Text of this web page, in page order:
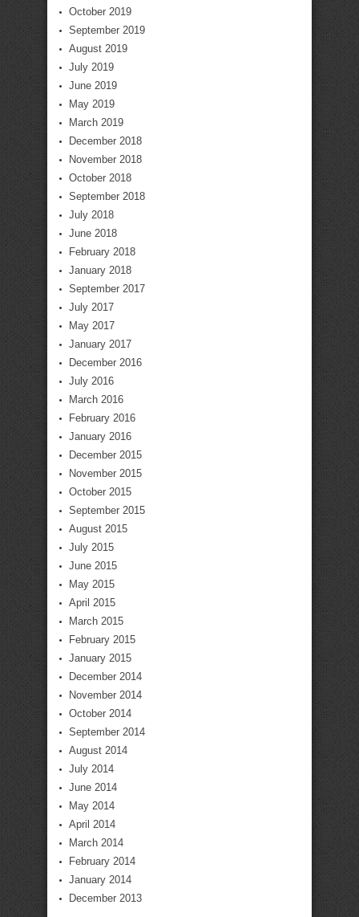
October 2019
September 2019
August 2019
July 2019
June 2019
May 2019
March 2019
December 2018
November 2018
October 2018
September 2018
July 2018
June 2018
February 2018
January 2018
September 2017
July 2017
May 2017
January 2017
December 2016
July 2016
March 2016
February 2016
January 2016
December 2015
November 2015
October 2015
September 2015
August 2015
July 2015
June 2015
May 2015
April 2015
March 2015
February 2015
January 2015
December 2014
November 2014
October 2014
September 2014
August 2014
July 2014
June 2014
May 2014
April 2014
March 2014
February 2014
January 2014
December 2013